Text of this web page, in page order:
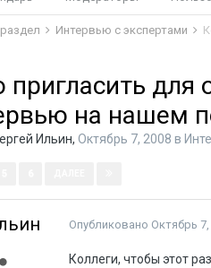
Интервью с экспертами
пригласить для
на нашем
Ильин, Октябрь 7, 2008 в
Опубликовано Октябрь
Коллеги, чтобы этот